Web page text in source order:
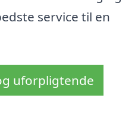
service til en
uforpligtende